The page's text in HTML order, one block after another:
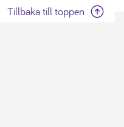
Tillbaka till toppen